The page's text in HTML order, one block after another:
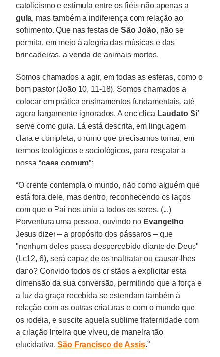
catolicismo e estimula entre os fiéis não apenas a
gula, mas também a indiferença com relação ao
sofrimento. Que nas festas deSão João, não se
permita, em meio à alegria das músicas e das
brincadeiras, a venda de animais mortos.
Somos chamados a agir, em todas as esferas, como o
bom pastor (João 10, 11-18). Somos chamados a
colocar em prática ensinamentos fundamentais, até
agora largamente ignorados. A encíclica Laudato Si'
serve como guia. Lá está descrita, em linguagem
clara e completa, o rumo que precisamos tomar, em
termos teológicos e sociológicos, para resgatar a
nossa “casa comum”:
“O crente contempla o mundo, não como alguém que
está fora dele, mas dentro, reconhecendo os laços
com que o Pai nos uniu a todos os seres. (...)
Porventura uma pessoa, ouvindo no Evangelho
Jesus dizer – a propósito dos pássaros – que
"nenhum deles passa despercebido diante de Deus"
(Lc12, 6), será capaz de os maltratar ou causar-lhes
dano? Convido todos os cristãos a explicitar esta
dimensão da sua conversão, permitindo que a força e
a luz da graça recebida se estendam também à
relação com as outras criaturas e com o mundo que
os rodeia, e suscite aquela sublime fraternidade com
a criação inteira que viveu, de maneira tão
elucidativa,São Francisco de Assis.”